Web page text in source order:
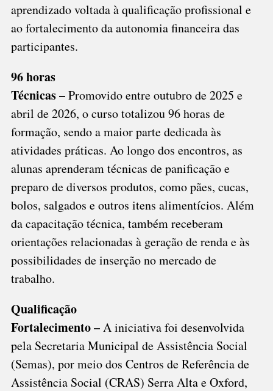
aprendizado voltada à qualificação profissional e
ao fortalecimento da autonomia financeira das
participantes.
96 horas
Técnicas –Promovido entre outubro de 2025 e
abril de 2026, o curso totalizou 96 horas de
formação, sendo a maior parte dedicada às
atividades práticas. Ao longo dos encontros, as
alunas aprenderam técnicas de panificação e
preparo de diversos produtos, como pães, cucas,
bolos, salgados e outros itens alimentícios. Além
da capacitação técnica, também receberam
orientações relacionadas à geração de renda e às
possibilidades de inserção no mercado de
trabalho.
Qualificação
Fortalecimento –A iniciativa foi desenvolvida
pela Secretaria Municipal de Assistência Social
(Semas), por meio dos Centros de Referência de
Assistência Social (CRAS) Serra Alta e Oxford,